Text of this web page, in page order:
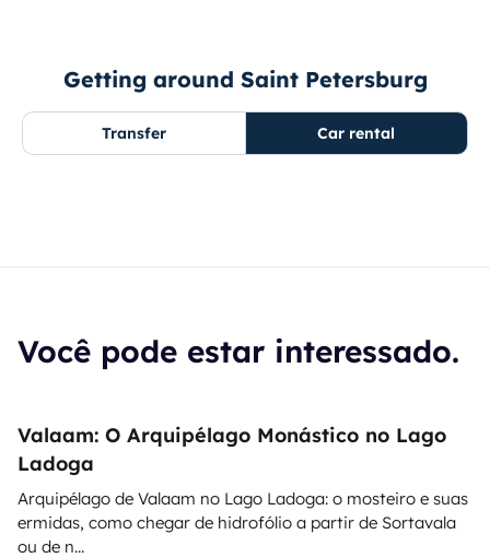
Getting around Saint Petersburg
Transfer Car rental
Você pode estar interessado.
Valaam: O Arquipélago Monástico no Lago
Ladoga
Arquipélago de Valaam no Lago Ladoga: o mosteiro e suas
ermidas, como chegar de hidrofólio a partir de Sortavala
ou de n...